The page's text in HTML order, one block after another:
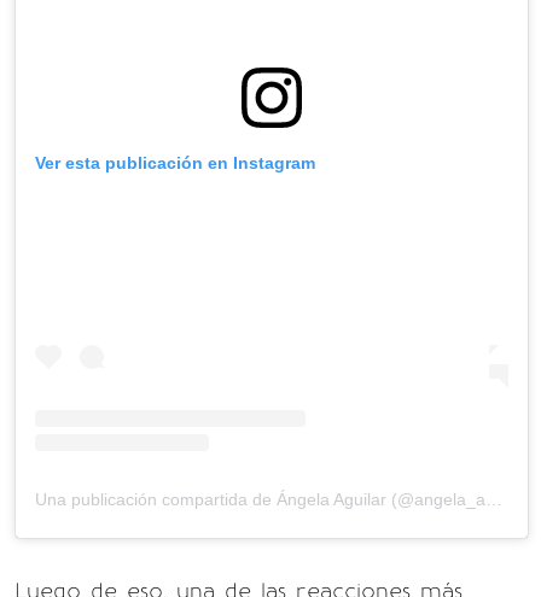
Ver esta publicación en Instagram
Luego de eso, una de las reacciones más